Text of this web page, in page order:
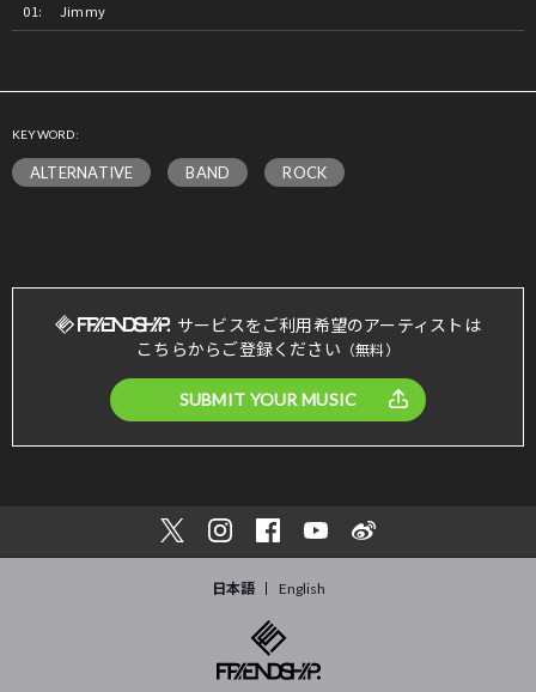
Jimmy
KEYWORD:
ALTERNATIVE BAND ROCK
サービスをご利用希望のアーティストは
こちらからご登録ください （無料）
SUBMIT YOUR MUSIC
日本語 English